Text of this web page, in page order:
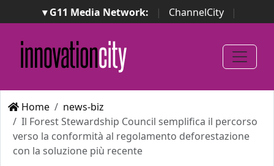
▾ G11 Media Network: | ChannelCity
|
ImpresaCity | SecurityOpenLab | Italian Channel
Awards
Italian Project Awards
Italian Security
Awards
Home
news-biz
Il Forest Stewardship Council semplifica il percorso
verso la conformità al regolamento deforestazione
con la soluzione più recente